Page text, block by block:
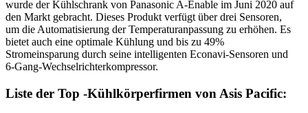
wurde der Kühlschrank von Panasonic A-Enable im Juni 2020 auf
den Markt gebracht. Dieses Produkt verfügt über drei Sensoren,
um die Automatisierung der Temperaturanpassung zu erhöhen. Es
bietet auch eine optimale Kühlung und bis zu 49%
Stromeinsparung durch seine intelligenten Econavi-Sensoren und
6-Gang-Wechselrichterkompressor.
Liste der Top -Kühlkörperfirmen von Asis Pacific: